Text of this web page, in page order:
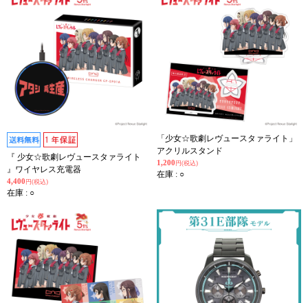
『 少女☆歌劇レヴュースタァライト
』ワイヤレス充電器
4,400 円(税込)
在庫 : ○
「少女☆歌劇レヴュースタァライト」
アクリルスタンド
1,200 円(税込)
在庫 : ○